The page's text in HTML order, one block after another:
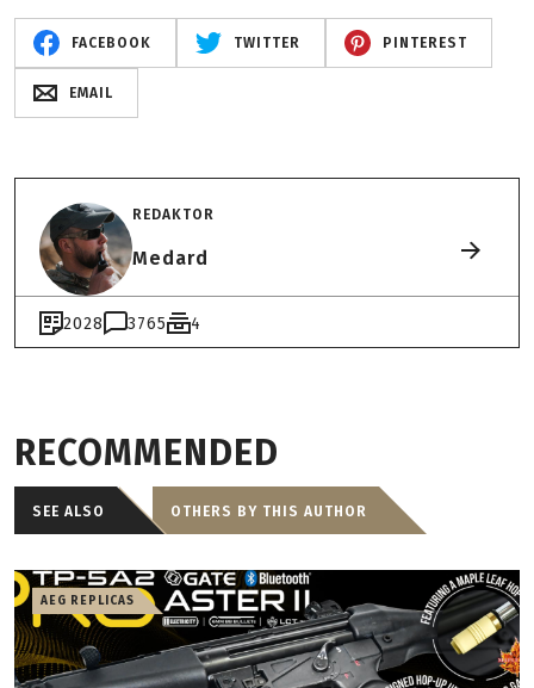
FACEBOOK TWITTER PINTEREST
EMAIL
REDAKTOR
Medard
2028 3765 4
RECOMMENDED
SEE ALSO OTHERS BY THIS AUTHOR
AEG REPLICAS